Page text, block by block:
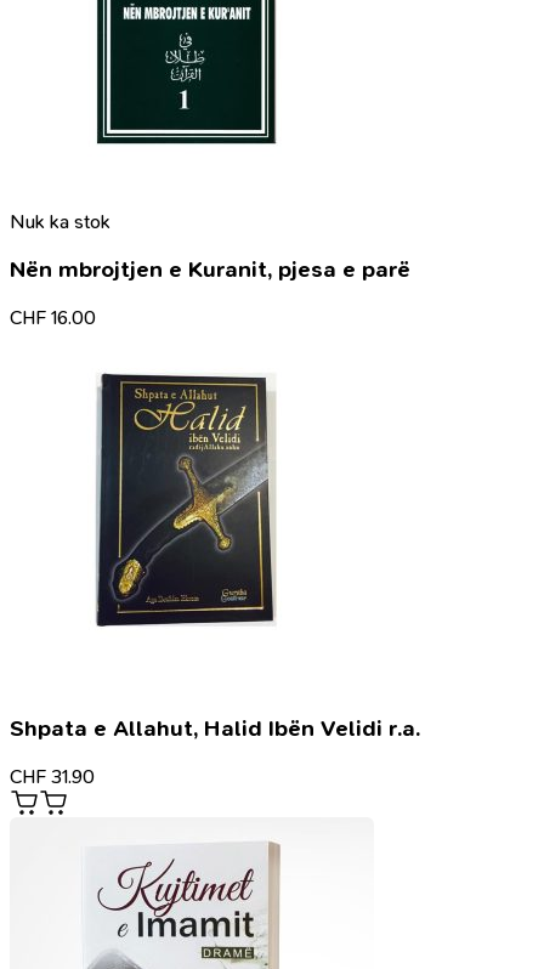
Nuk ka stok
Nën mbrojtjen e Kuranit, pjesa e parë
CHF 16.00
Shpata e Allahut, Halid Ibën Velidi r.a.
CHF 31.90